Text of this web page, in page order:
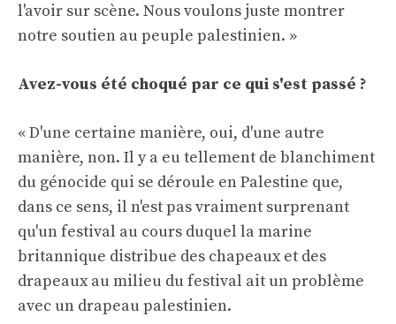
l'avoir sur scène. Nous voulons juste montrer
notre soutien au peuple palestinien. »
Avez-vous été choqué par ce qui s'est passé ?
« D'une certaine manière, oui, d'une autre
manière, non. Il y a eu tellement de blanchiment
du génocide qui se déroule en Palestine que,
dans ce sens, il n'est pas vraiment surprenant
qu'un festival au cours duquel la marine
britannique distribue des chapeaux et des
drapeaux au milieu du festival ait un problème
avec un drapeau palestinien.